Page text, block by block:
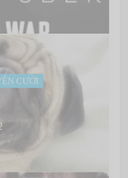
CƯỜI